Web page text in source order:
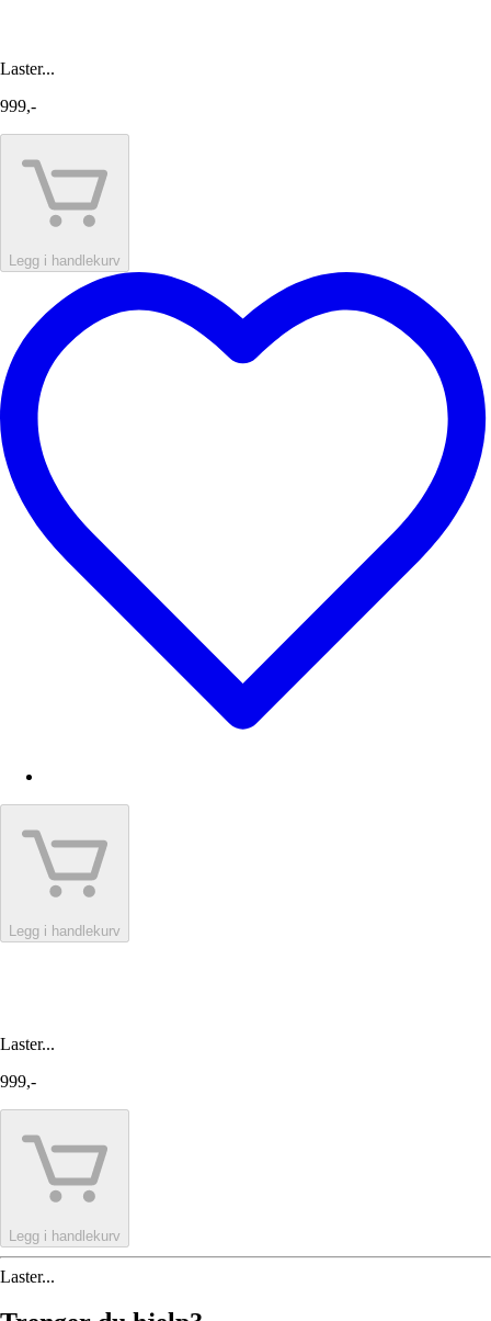
Laster...
999,-
Legg i handlekurv
Legg i handlekurv
Laster...
999,-
Legg i handlekurv
Laster...